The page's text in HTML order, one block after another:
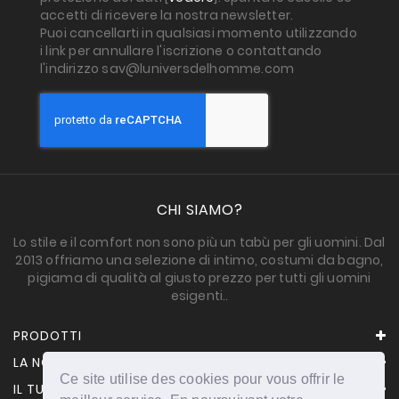
Ce site utilise des cookies pour vous offrir le
accetti di ricevere la nostra newsletter.
Puoi cancellarti in qualsiasi momento utilizzando
i link per annullare l'iscrizione o contattando
l'indirizzo sav@luniversdelhomme.com
CHI SIAMO?
Lo stile e il comfort non sono più un tabù per gli uomini. Dal
2013 offriamo una selezione di intimo, costumi da bagno,
pigiama di qualità al giusto prezzo per tutti gli uomini
esigenti..
PRODOTTI
LA NOSTRA AZIENDA
IL TUO ACCOUNT